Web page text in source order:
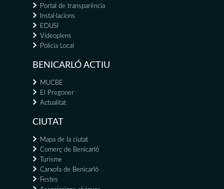
Portal de transparència
Instal·lacions
EDUSI
Videoplens
Policia Local
BENICARLÓ ACTIU
MUCBE
El Pregoner
Actualitat
CIUTAT
Mapa de la ciutat
Comerç de Benicarló
Turisme
Carxofa de Benicarló
Festes